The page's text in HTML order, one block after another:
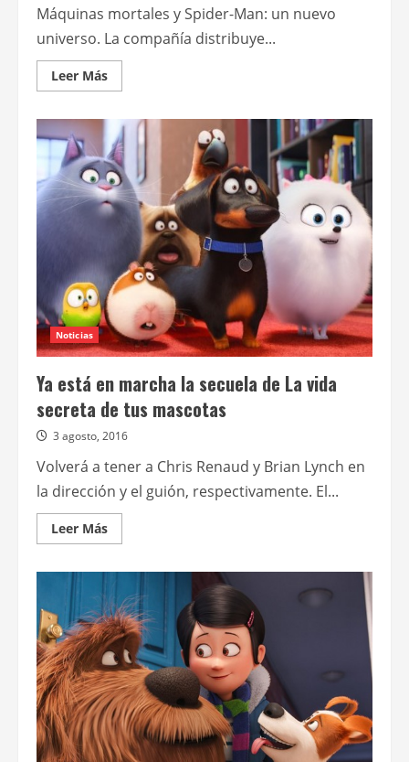
Máquinas mortales y Spider-Man: un nuevo
universo. La compañía distribuye...
Leer MásLeer
más
UIP
anunció
lanzamientos
para
el
primer
semestre
del
próximo
Noticias
Ya está en marcha la secuela de La vida
secreta de tus mascotas
3 agosto, 2016
Volverá a tener a Chris Renaud y Brian Lynch en
la dirección y el guión, respectivamente. El...
Leer MásLeer
más
está
en
marcha
la
secuela
de
La
vida
secreta
de
tus
mascotas